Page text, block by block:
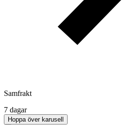
Samfrakt
7 dagar
Hoppa över karusell